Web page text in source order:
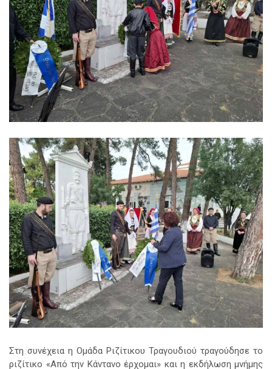
Στη συνέχεια η Ομάδα Ριζίτικου Τραγουδιού τραγούδησε το
ριζίτικο «Από την Κάντανο έρχομαι» και η εκδήλωση μνήμης